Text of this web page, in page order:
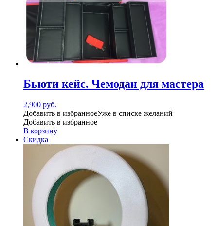
Бьюти кейс. Чемодан для мастера
2,900 руб.
Добавить в избранноеУже в списке желаний
Добавить в избранное
В корзину
Скидка